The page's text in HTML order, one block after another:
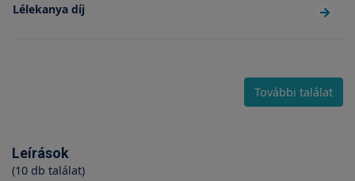
Lélekanya díj
További találat
Leírások
(10 db találat)